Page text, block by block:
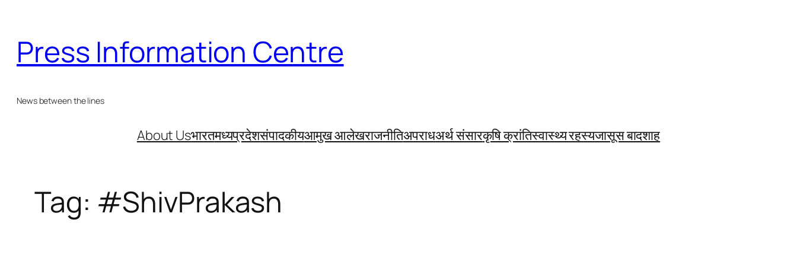
content
Press Information Centre
News between the lines
About Usभारतमध्यप्रदेशसंपादकीयआमुख आलेखराजनीतिअपराधअर्थ संसारकृषि क्रांतिस्वास्थ्य रहस्यजासूस बादशाह
Tag: #ShivPrakash